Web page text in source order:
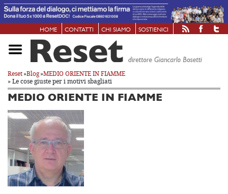
HOME CONTATTI CHI SIAMO SOSTIENICI
Reset»Blog»MEDIO ORIENTE IN FIAMME
» Le cose giuste per i motivi sbagliati
MEDIO ORIENTE IN FIAMME